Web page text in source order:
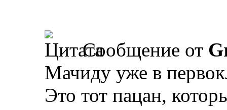
Сообщение от
Мачиду уже в
Это тот пацан,